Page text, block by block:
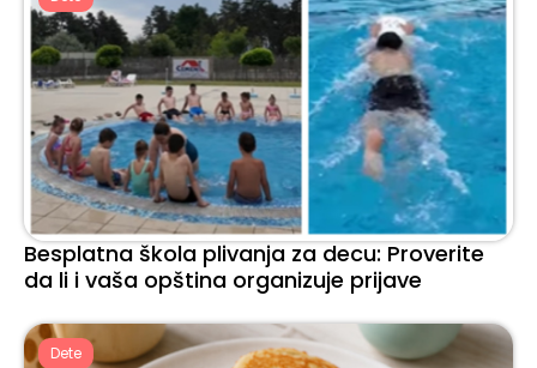
Besplatna škola plivanja za decu: Proverite
da li i vaša opština organizuje prijave
Dete